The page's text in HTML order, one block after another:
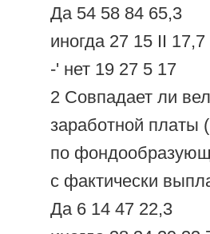
Да 54 58 84 65,3
иногда 27 15 II 17,7
-' нет 19 27 5 17
2 Совпадает ли
заработной платы
по
с фактически
Да 6 14 47 22,3